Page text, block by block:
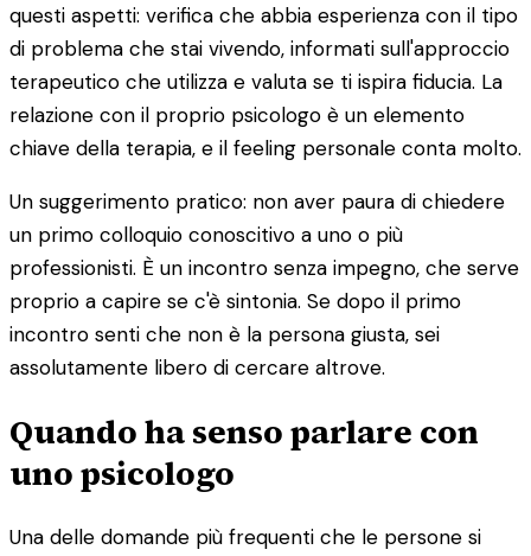
questi aspetti: verifica che abbia esperienza con il tipo
di problema che stai vivendo, informati sull'approccio
terapeutico che utilizza e valuta se ti ispira fiducia. La
relazione con il proprio psicologo è un elemento
chiave della terapia, e il feeling personale conta molto.
Un suggerimento pratico: non aver paura di chiedere
un primo colloquio conoscitivo a uno o più
professionisti. È un incontro senza impegno, che serve
proprio a capire se c'è sintonia. Se dopo il primo
incontro senti che non è la persona giusta, sei
assolutamente libero di cercare altrove.
Quando ha senso parlare con
uno psicologo
Una delle domande più frequenti che le persone si